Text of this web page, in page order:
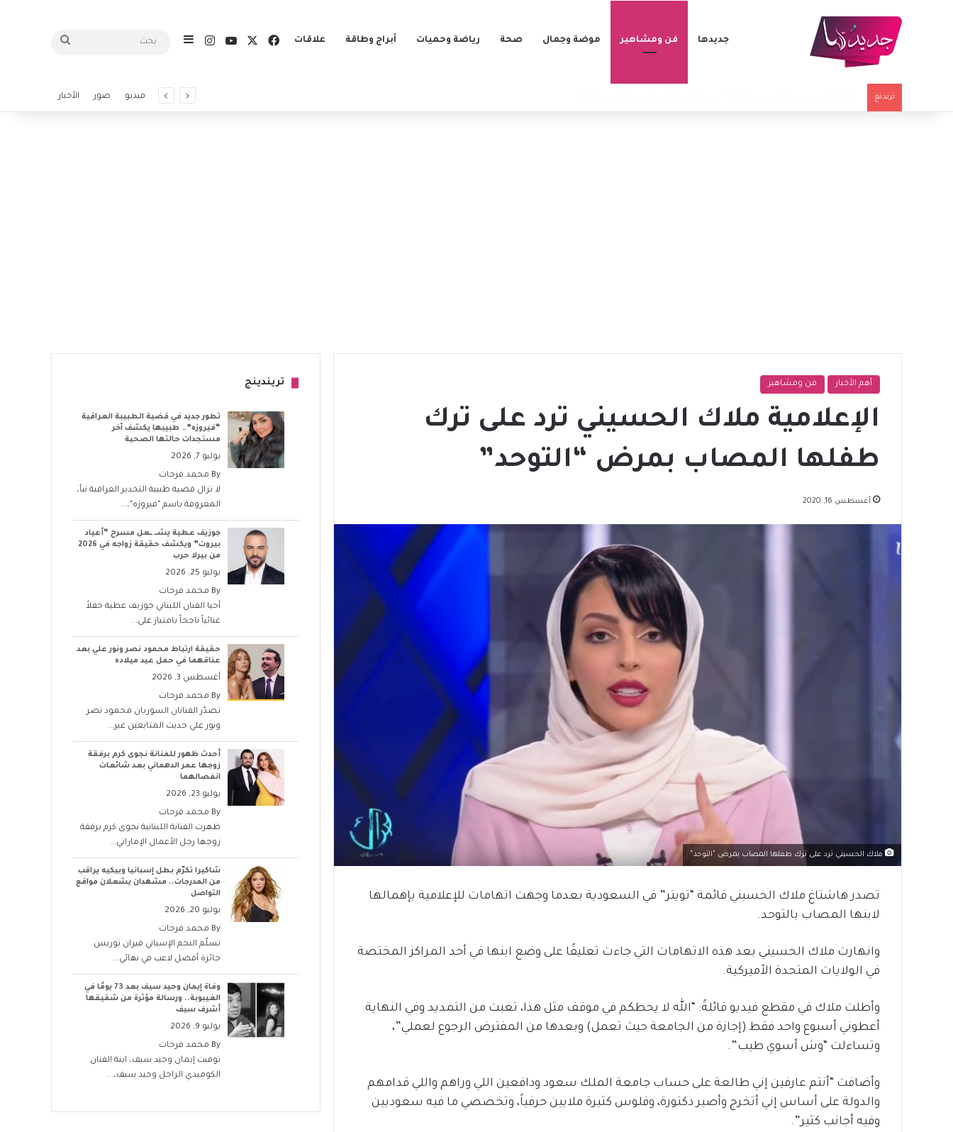
جديدها فن ومشاهير موضة وجمال صحة رياضة وحميات أبراج وطاقة علاقات فيسبوكيوتيوبانستقرامإضافة عمود جانبي بحث
ترندنغ فيديو صور الأخبار
أهم الأخبار فن ومشاهير
الإعلامية ملاك الحسيني ترد على ترك
طفلها المصاب بمرض “التوحد”
أغسطس 16, 2020
ملاك الحسيني ترد على ترك طفلها المصاب بمرض "التوحد"
تصدر هاشتاغ ملاك الحسيني قائمة “تويتر” في السعودية بعدما وجهت اتهامات للإعلامية بإهمالها
لابنها المصاب بالتوحد.
وانهارت ملاك الحسيني بعد هذه الاتهامات التي جاءت تعليقًا على وضع ابنها في أحد المراكز المختصة
في الولايات المتحدة الأميركية.
وأطلت ملاك في مقطع فيديو قائلةً: “الله لا يحطكم في موقف مثل هذا، تعبت من التمديد وفي النهاية
أعطوني أسبوع واحد فقط (إجازة من الجامعة حيث تعمل) وبعدها من المفترض الرجوع لعملي”،
وتساءلت “وش أسوي طيب”.
وأضافت “أنتم عارفين إني طالعة على حساب جامعة الملك سعود ودافعين اللي وراهم واللي قدامهم
والدولة على أساس إني أتخرج وأصير دكتورة، وفلوس كثيرة ملايين حرفياً، وتخصصي ما فيه سعوديين
وفيه أجانب كثير”.
تريندينج
تطور جديد في قضية الطبيبة العراقية
“فيروزه”… طبيبها يكشف آخر
مستجدات حالتها الصحية
يوليو 7, 2026
By محمد فرحات
لا تزال قضية طبيبة التخدير العراقية نبأ،
المعروفة باسم "فيروزه"،...
جوزيف عطية يشــ ــعل مسرح “أعياد
بيروت” ويكشف حقيقة زواجه في 2026
من بيرلا حرب
يوليو 25, 2026
By محمد فرحات
أحيا الفنان اللبناني جوزيف عطية حفلاً
غنائياً ناجحاً بامتياز على...
حقيقة ارتباط محمود نصر ونور علي بعد
عناقهما في حفل عيد ميلاده
أغسطس 3, 2026
By محمد فرحات
تصدّر الفنانان السوريان محمود نصر
ونور علي حديث المتابعين عبر...
أحدث ظهور للفنانة نجوى كرم برفقة
زوجها عمر الدهماني بعد شائعات
انفصالهما
يوليو 23, 2026
By محمد فرحات
ظهرت الفنانة اللبنانية نجوى كرم برفقة
زوجها رجل الأعمال الإماراتي...
شاكيرا تكرّم بطل إسبانيا وبيكيه يراقب
من المدرجات.. مشهدان يشعلان مواقع
التواصل
يوليو 20, 2026
By محمد فرحات
تسلّم النجم الإسباني فيران توريس
جائزة أفضل لاعب في نهائي...
وفاة إيمان وحيد سيف بعد 73 يومًا في
الغيبوبة.. ورسالة مؤثرة من شقيقها
أشرف سيف
يوليو 9, 2026
By محمد فرحات
توفيت إيمان وحيد سيف، ابنة الفنان
الكوميدي الراحل وحيد سيف،...